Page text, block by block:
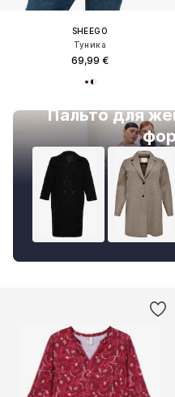
SHEEGO
Туника
69,99 €
Пальто для